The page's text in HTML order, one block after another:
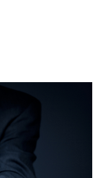
management). Pro
pro přežití